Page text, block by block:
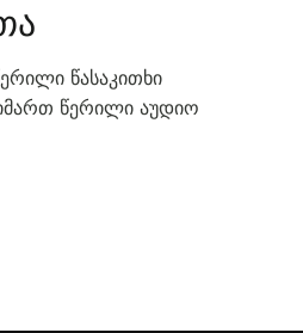
წასაკითხი
წერილი აუდიო